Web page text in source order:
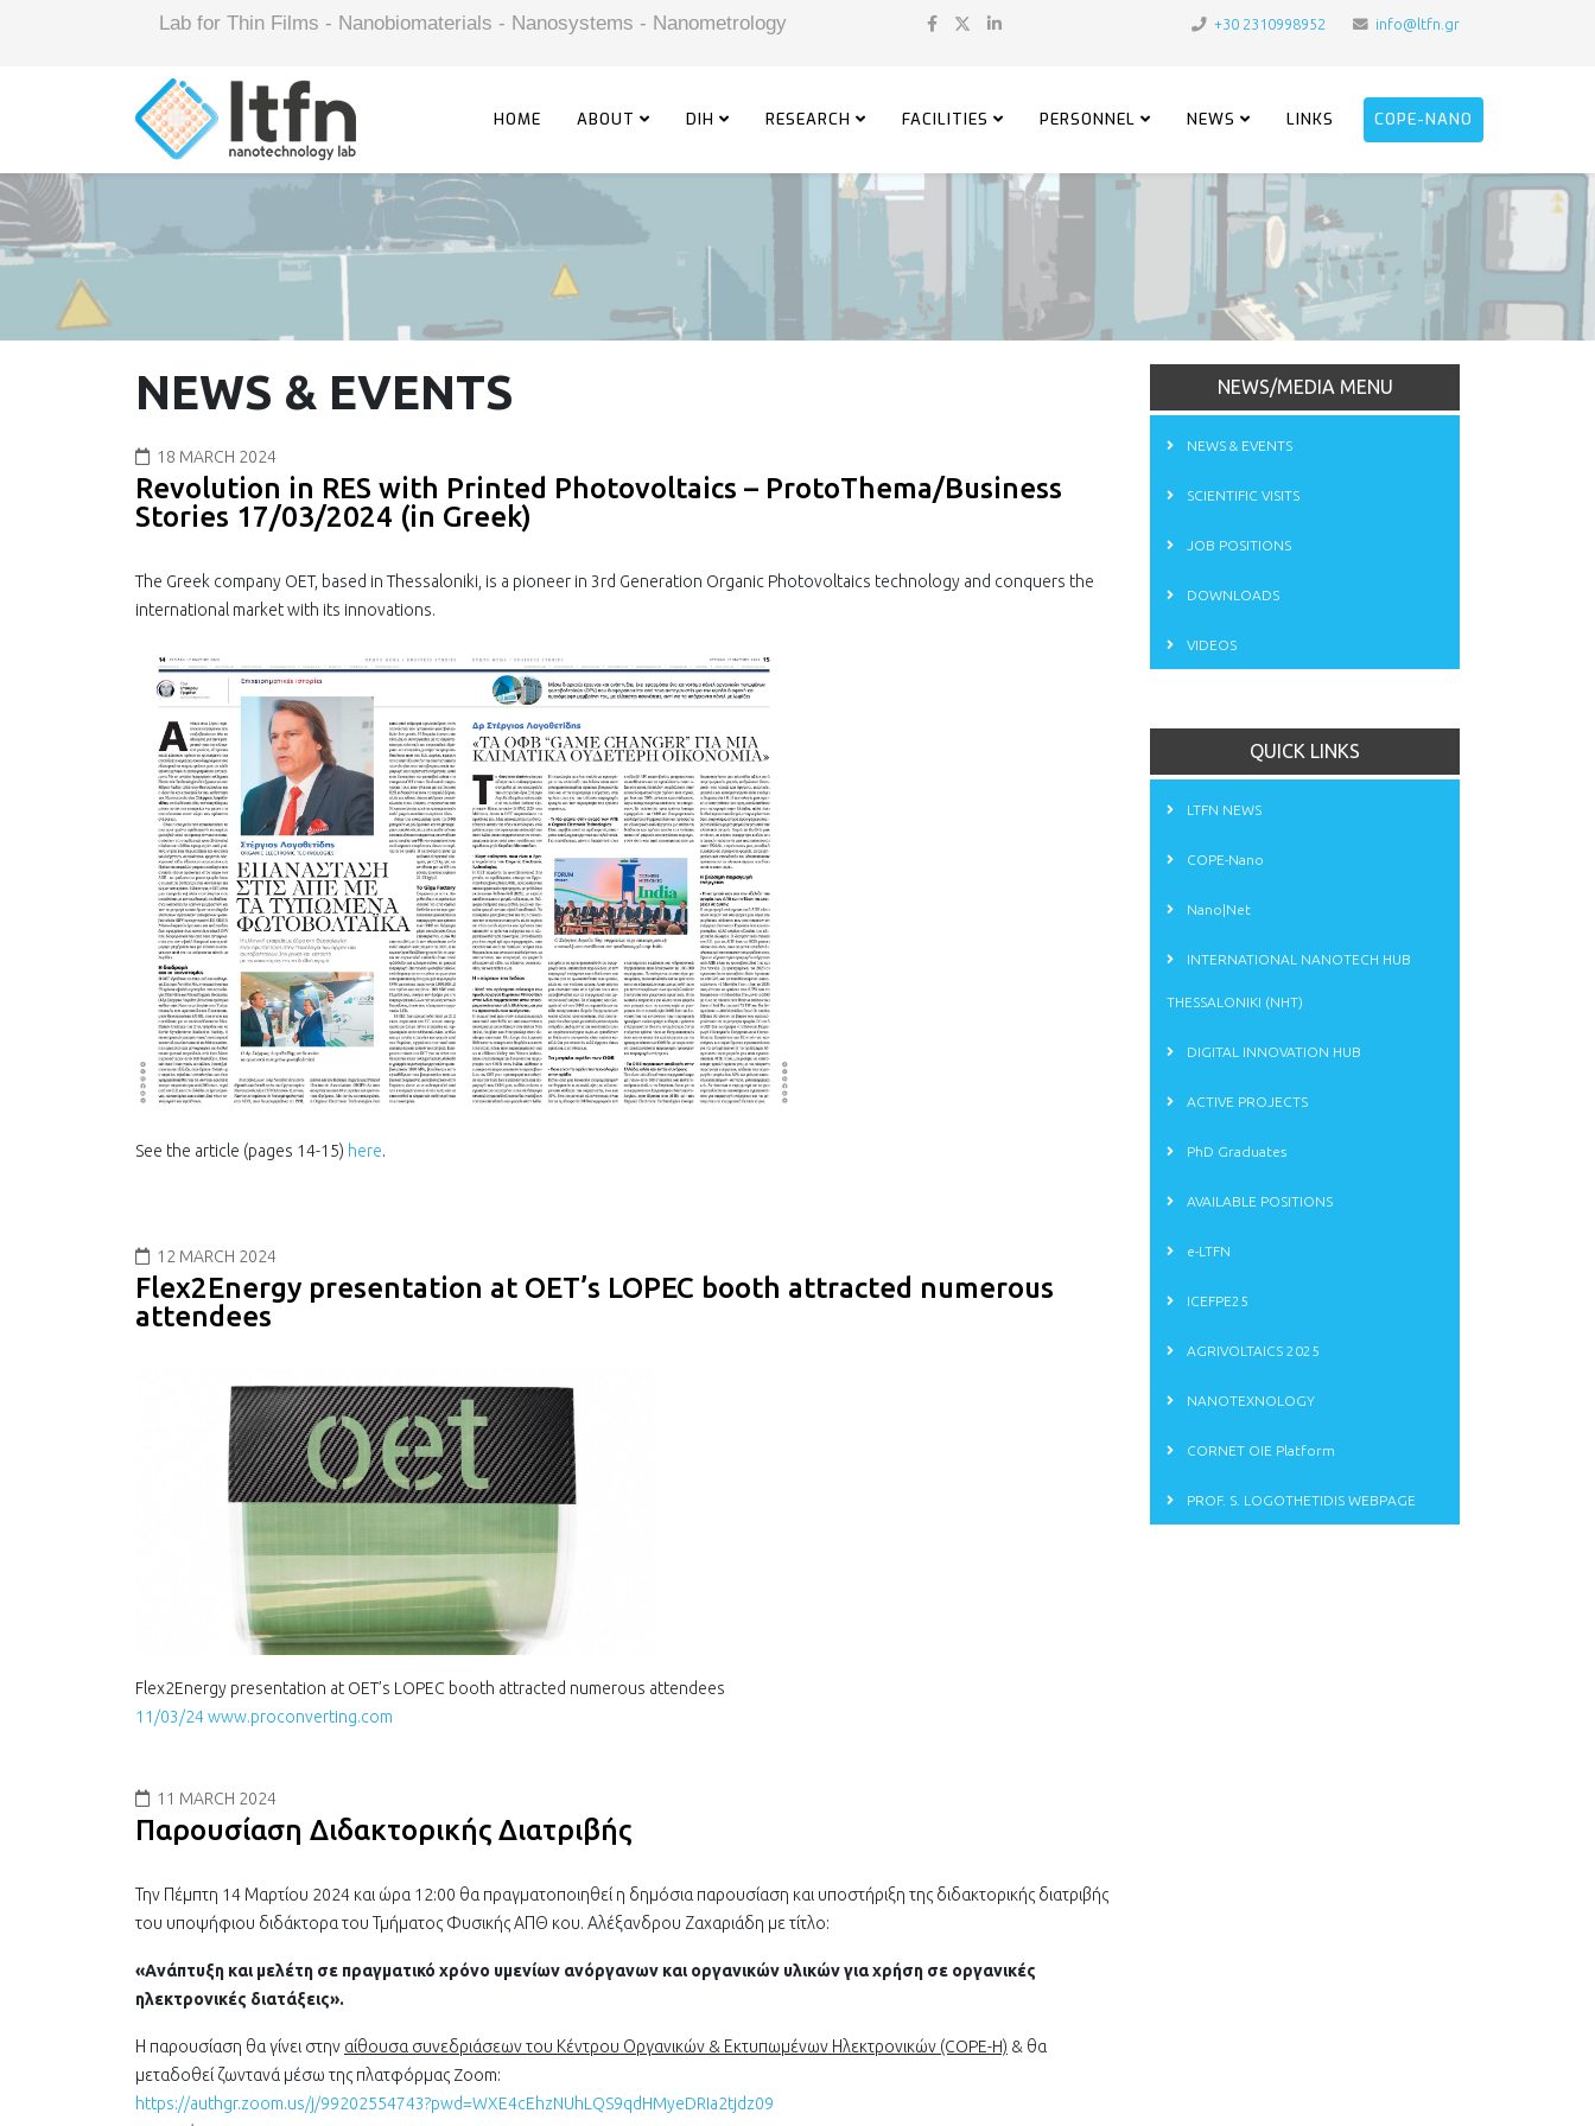
Lab for Thin Films - Nanobiomaterials - Nanosystems - Nanometrology +30 2310998952 info@ltfn.gr
HOME ABOUT DIH RESEARCH FACILITIES PERSONNEL NEWS LINKS COPE-NANO
NEWS & EVENTS
18 MARCH 2024
Revolution in RES with Printed Photovoltaics – ProtoThema/Business
Stories 17/03/2024 (in Greek)
The Greek company OET, based in Thessaloniki, is a pioneer in 3rd Generation Organic Photovoltaics technology and conquers the
international market with its innovations.
See the article (pages 14-15) here.
12 MARCH 2024
Flex2Energy presentation at OET’s LOPEC booth attracted numerous
attendees
Flex2Energy presentation at OET’s LOPEC booth attracted numerous attendees
11/03/24 www.proconverting.com
11 MARCH 2024
Παρουσίαση Διδακτορικής Διατριβής
Την Πέμπτη 14 Μαρτίου 2024 και ώρα 12:00 θα πραγματοποιηθεί η δημόσια παρουσίαση και υποστήριξη της διδακτορικής διατριβής
του υποψήφιου διδάκτορα του Τμήματος Φυσικής ΑΠΘ κου. Αλέξανδρου Ζαχαριάδη με τίτλο:
«Ανάπτυξη και μελέτη σε πραγματικό χρόνο υμενίων ανόργανων και οργανικών υλικών για χρήση σε οργανικές
ηλεκτρονικές διατάξεις».
Η παρουσίαση θα γίνει στην αίθουσα συνεδριάσεων του Κέντρου Οργανικών & Εκτυπωμένων Ηλεκτρονικών (COPE-H) & θα
μεταδοθεί ζωντανά μέσω της πλατφόρμας Zoom:
https://authgr.zoom.us/j/99202554743?pwd=WXE4cEhzNUhLQS9qdHMyeDRIa2tjdz09
NEWS/MEDIA MENU
NEWS & EVENTS
SCIENTIFIC VISITS
JOB POSITIONS
DOWNLOADS
VIDEOS
QUICK LINKS
LTFN NEWS
COPE-Nano
Nano|Net
INTERNATIONAL NANOTECH HUB
THESSALONIKI (NHT)
DIGITAL INNOVATION HUB
ACTIVE PROJECTS
PhD Graduates
AVAILABLE POSITIONS
e-LTFN
ICEFPE25
AGRIVOLTAICS 2025
NANOTEXNOLOGY
CORNET OIE Platform
PROF. S. LOGOTHETIDIS WEBPAGE